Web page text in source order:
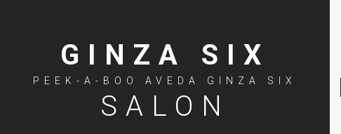
GINZA SIX
PEEK-A-BOO AVEDA GINZA SIX
SALON